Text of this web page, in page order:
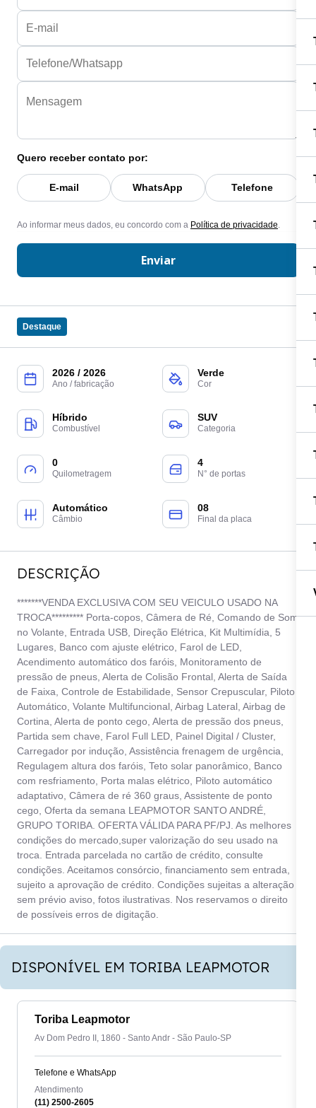
Destaque
2026 / 2026
Ano / fabricação
Verde
Cor
Híbrido
Combustível
SUV
Categoria
0
Quilometragem
4
N° de portas
Automático
Câmbio
08
Final da placa
DESCRIÇÃO
*******VENDA EXCLUSIVA COM SEU VEICULO USADO NA
TROCA********* Porta-copos, Câmera de Ré, Comando de Som
no Volante, Entrada USB, Direção Elétrica, Kit Multimídia, 5
Lugares, Banco com ajuste elétrico, Farol de LED,
Acendimento automático dos faróis, Monitoramento de
pressão de pneus, Alerta de Colisão Frontal, Alerta de Saída
de Faixa, Controle de Estabilidade, Sensor Crepuscular, Piloto
Automático, Volante Multifuncional, Airbag Lateral, Airbag de
Cortina, Alerta de ponto cego, Alerta de pressão dos pneus,
Partida sem chave, Farol Full LED, Painel Digital / Cluster,
Carregador por indução, Assistência frenagem de urgência,
Regulagem altura dos faróis, Teto solar panorâmico, Banco
com resfriamento, Porta malas elétrico, Piloto automático
adaptativo, Câmera de ré 360 graus, Assistente de ponto
cego, Oferta da semana LEAPMOTOR SANTO ANDRÉ,
GRUPO TORIBA. OFERTA VÁLIDA PARA PF/PJ. As melhores
condições do mercado,super valorização do seu usado na
troca. Entrada parcelada no cartão de crédito, consulte
condições. Aceitamos consórcio, financiamento sem entrada,
sujeito a aprovação de crédito. Condições sujeitas a alteração
sem prévio aviso, fotos ilustrativas. Nos reservamos o direito
de possíveis erros de digitação.
DISPONÍVEL EM TORIBA LEAPMOTOR
Toriba Leapmotor
Av Dom Pedro II, 1860 - Santo Andr - São Paulo-SP
Telefone e WhatsApp
Atendimento
(11) 2500-2605
Quero receber contato por:
E-mail WhatsApp Telefone
Ao informar meus dados, eu concordo com a Política de privacidade
Enviar